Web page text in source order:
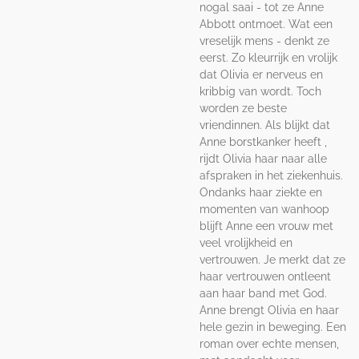
nogal saai - tot ze Anne
Abbott ontmoet. Wat een
vreselijk mens - denkt ze
eerst. Zo kleurrijk en vrolijk
dat Olivia er nerveus en
kribbig van wordt. Toch
worden ze beste
vriendinnen. Als blijkt dat
Anne borstkanker heeft ,
rijdt Olivia haar naar alle
afspraken in het ziekenhuis.
Ondanks haar ziekte en
momenten van wanhoop
blijft Anne een vrouw met
veel vrolijkheid en
vertrouwen. Je merkt dat ze
haar vertrouwen ontleent
aan haar band met God.
Anne brengt Olivia en haar
hele gezin in beweging. Een
roman over echte mensen,